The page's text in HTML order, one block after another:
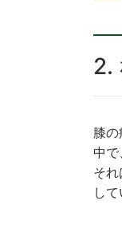
2.
膝
中で
それ
して